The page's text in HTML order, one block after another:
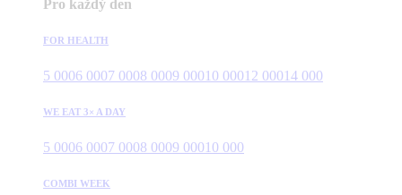
Pro každý den
FOR HEALTH
5 0006 0007 0008 0009 00010 00012 00014 000
WE EAT 3× A DAY
5 0006 0007 0008 0009 00010 000
COMBI WEEK